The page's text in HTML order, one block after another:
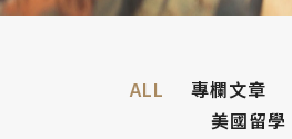
ALL 專欄文章
美國留學